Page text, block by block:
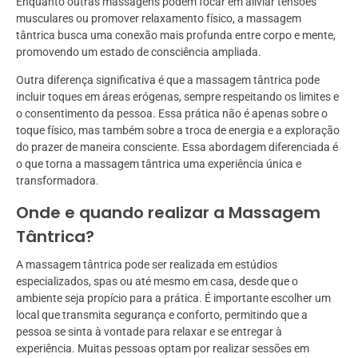
musculares ou promover relaxamento físico, a massagem
tântrica busca uma conexão mais profunda entre corpo e mente,
promovendo um estado de consciência ampliada.
Outra diferença significativa é que a massagem tântrica pode
incluir toques em áreas erógenas, sempre respeitando os limites e
o consentimento da pessoa. Essa prática não é apenas sobre o
toque físico, mas também sobre a troca de energia e a exploração
do prazer de maneira consciente. Essa abordagem diferenciada é
o que torna a massagem tântrica uma experiência única e
transformadora.
Onde e quando realizar a Massagem
Tântrica?
A massagem tântrica pode ser realizada em estúdios
especializados, spas ou até mesmo em casa, desde que o
ambiente seja propício para a prática. É importante escolher um
local que transmita segurança e conforto, permitindo que a
pessoa se sinta à vontade para relaxar e se entregar à
experiência. Muitas pessoas optam por realizar sessões em